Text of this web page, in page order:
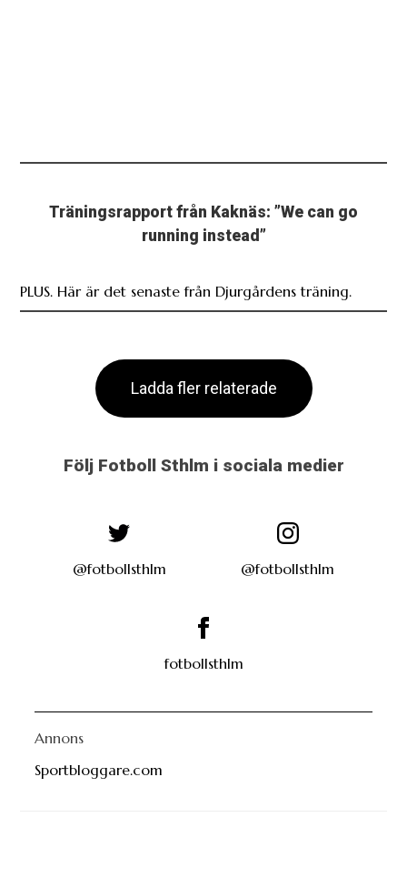
Träningsrapport från Kaknäs: ”We can go
running instead”
PLUS. Här är det senaste från Djurgårdens träning.
Ladda fler relaterade
Följ Fotboll Sthlm i sociala medier
@fotbollsthlm @fotbollsthlm
fotbollsthlm
Annons
Sportbloggare.com